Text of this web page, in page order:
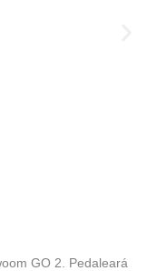
GO 2. Pedaleará